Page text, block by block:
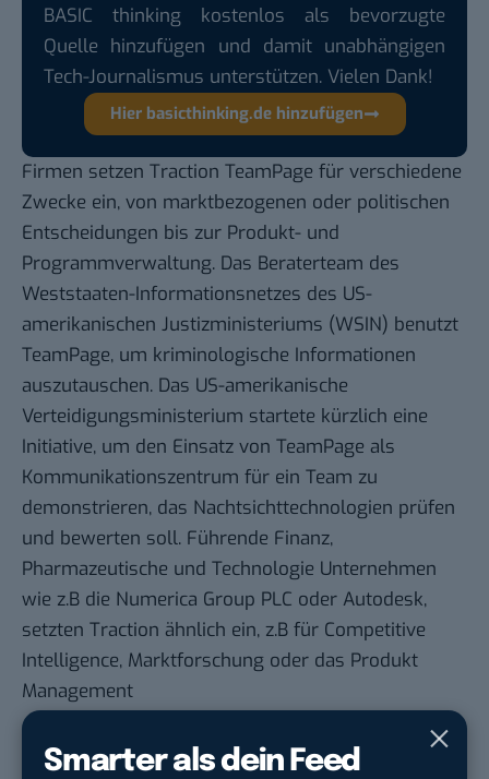
Smarter als dein Feed
BASIC thinking kostenlos als bevorzugte
Quelle hinzufügen und damit unabhängigen
Tech-Journalismus unterstützen. Vielen Dank!
Hier basicthinking.de hinzufügen
Firmen setzen Traction TeamPage für verschiedene
Zwecke ein, von marktbezogenen oder politischen
Entscheidungen bis zur Produkt- und
Programmverwaltung. Das Beraterteam des
Weststaaten-Informationsnetzes des US-
amerikanischen Justizministeriums (WSIN) benutzt
TeamPage, um kriminologische Informationen
auszutauschen. Das US-amerikanische
Verteidigungsministerium startete kürzlich eine
Initiative, um den Einsatz von TeamPage als
Kommunikationszentrum für ein Team zu
demonstrieren, das Nachtsichttechnologien prüfen
und bewerten soll. Führende Finanz,
Pharmazeutische und Technologie Unternehmen
wie z.B die Numerica Group PLC oder Autodesk,
setzten Traction ähnlich ein, z.B für Competitive
Intelligence, Marktforschung oder das Produkt
Management
Du möchtest nicht abgehängt werden, wenn es um